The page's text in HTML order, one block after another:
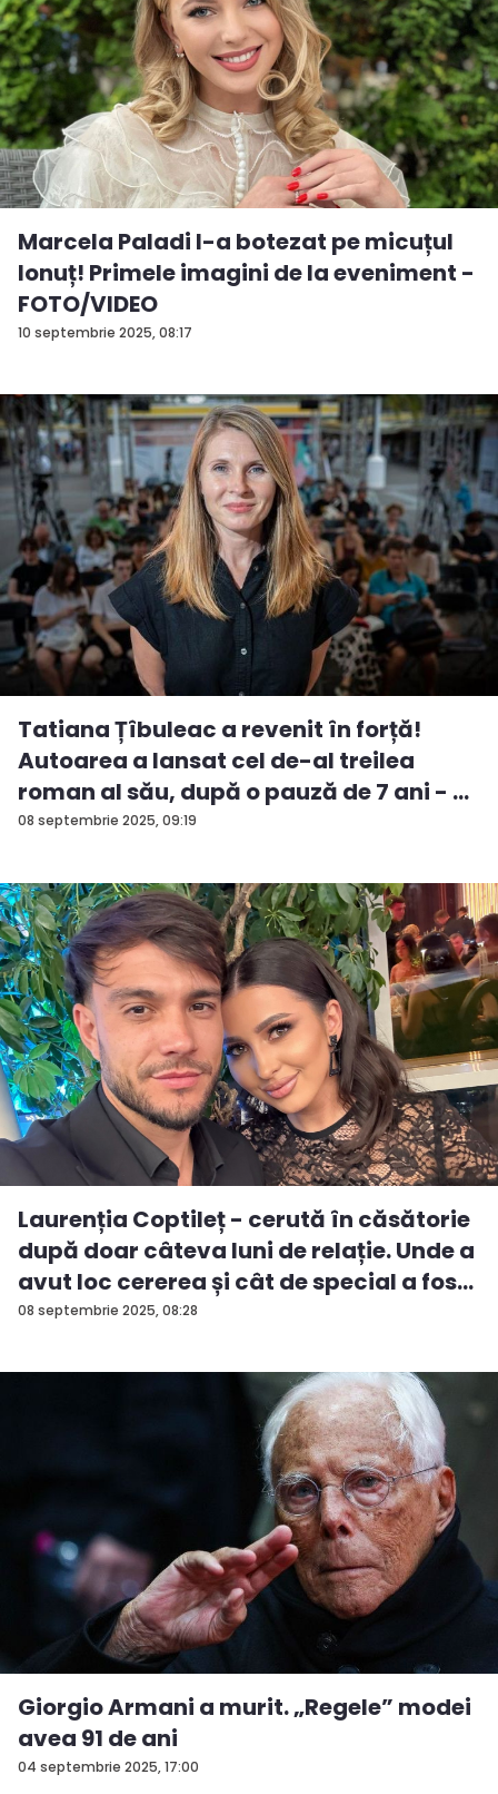
10 septembrie 2025, 08:17
Marcela Paladi l-a botezat pe micuțul
Ionuț! Primele imagini de la eveniment -
FOTO/VIDEO
08 septembrie 2025, 09:19
Tatiana Țîbuleac a revenit în forță!
Autoarea a lansat cel de-al treilea
roman al său, după o pauză de 7 ani - ...
08 septembrie 2025, 08:28
Laurenția Coptileț - cerută în căsătorie
după doar câteva luni de relație. Unde a
avut loc cererea și cât de special a fos...
04 septembrie 2025, 17:00
Giorgio Armani a murit. „Regele” modei
avea 91 de ani